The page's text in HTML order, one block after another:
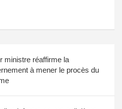
ministre réaffirme la
à mener le procès du